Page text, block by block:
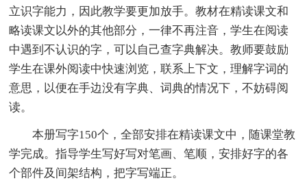
立识字能力，因此教学要更加放手。教材在精读课文和
略读课文以外的其他部分，一律不再注音，学生在阅读
中遇到不认识的字，可以自己查字典解决。教师要鼓励
学生在课外阅读中快速浏览，联系上下文，理解字词的
意思，以便在手边没有字典、词典的情况下，不妨碍阅
读。
本册写字150个，全部安排在精读课文中，随课堂教
学完成。指导学生写好写对笔画、笔顺，安排好字的各
个部件及间架结构，把字写端正。